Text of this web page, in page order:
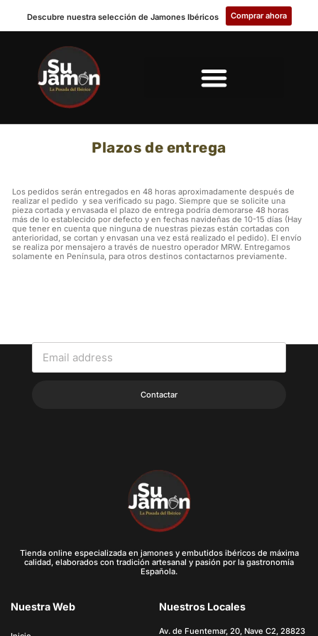
Descubre nuestra selección de Jamones Ibéricos Comprar ahora
Plazos de entrega
Los pedidos serán entregados en 48 horas aproximadamente después de
realizar el pedido y sea verificado su pago. Siempre que se solicite una
pieza cortada y envasada el plazo de entrega podría demorarse 48 horas
más de lo establecido por defecto y en fechas navideñas de 10-15 días (Hay
que tener en cuenta que ninguna de nuestras piezas están cortadas con
anterioridad, se cortan y envasan una vez está realizado el pedido). El envío
se realiza por mensajero a través de nuestro operador MRW. Entregamos
solamente en Península, para otros destinos contactarnos previamente.
Contactar
Tienda online especializada en jamones y embutidos ibéricos de máxima
calidad, elaborados con tradición artesanal y pasión por la gastronomía
Española.
Nuestra Web Nuestros Locales
Av. de Fuentemar, 20, Nave C2, 28823